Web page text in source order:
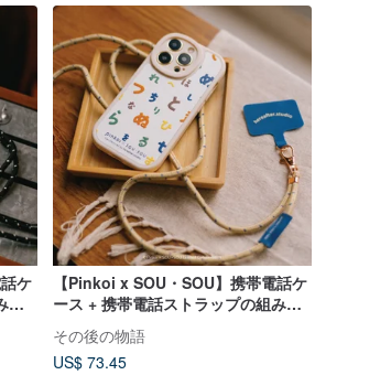
ケ
合
【Pinkoi x SOU・SOU】携帯電話ケ
ース + 携帯電話ストラップの組み合
わせ / Wuyinge
その後の物語
US$ 73.45